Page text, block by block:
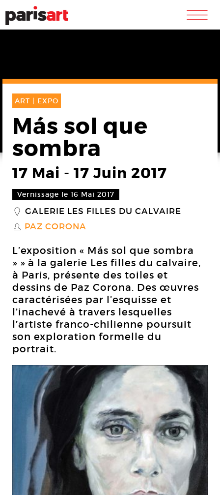
m
ART | EXPO
Más sol que
sombra
17 Mai - 17 Juin 2017
Vernissage le 16 Mai 2017
_ GALERIE LES FILLES DU CALVAIRE
S PAZ CORONA
L’exposition « Más sol que sombra
» » à la galerie Les filles du calvaire,
à Paris, présente des toiles et
dessins de Paz Corona. Des œuvres
caractérisées par l’esquisse et
l’inachevé à travers lesquelles
l’artiste franco-chilienne poursuit
son exploration formelle du
portrait.